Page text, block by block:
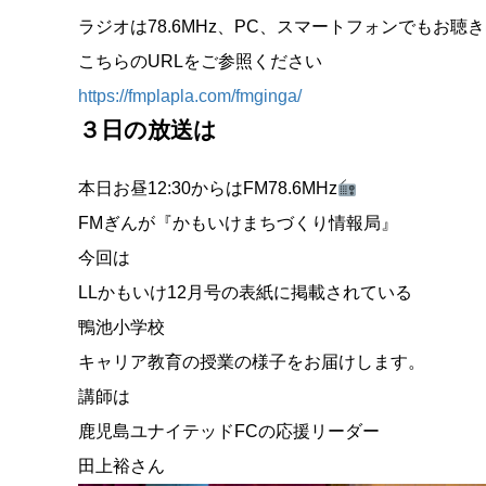
ラジオは78.6MHz、PC、スマートフォンでもお聴き
こちらのURLをご参照ください
https://fmplapla.com/fmginga/
３ 日の放送は
本日お昼12:30からはFM78.6MHz
FMぎんが『かもいけまちづくり情報局』
今回は
LLかもいけ12月号の表紙に掲載されている
鴨池小学校
キャリア教育の授業の様子をお届けします。
講師は
鹿児島ユナイテッドFCの応援リーダー
田上裕さん